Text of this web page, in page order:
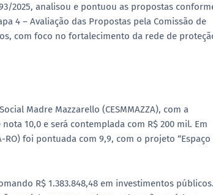
2025, analisou e pontuou as propostas
4 – Avaliação das Propostas pela Comissão de
com foco no fortalecimento da rede de
Madre Mazzarello (CESMMAZZA), com a
nota 10,0 e será contemplada com R$ 200 mil. Em
RO) foi pontuada com 9,9, com o projeto “Espaço
R$ 1.383.848,48 em investimentos